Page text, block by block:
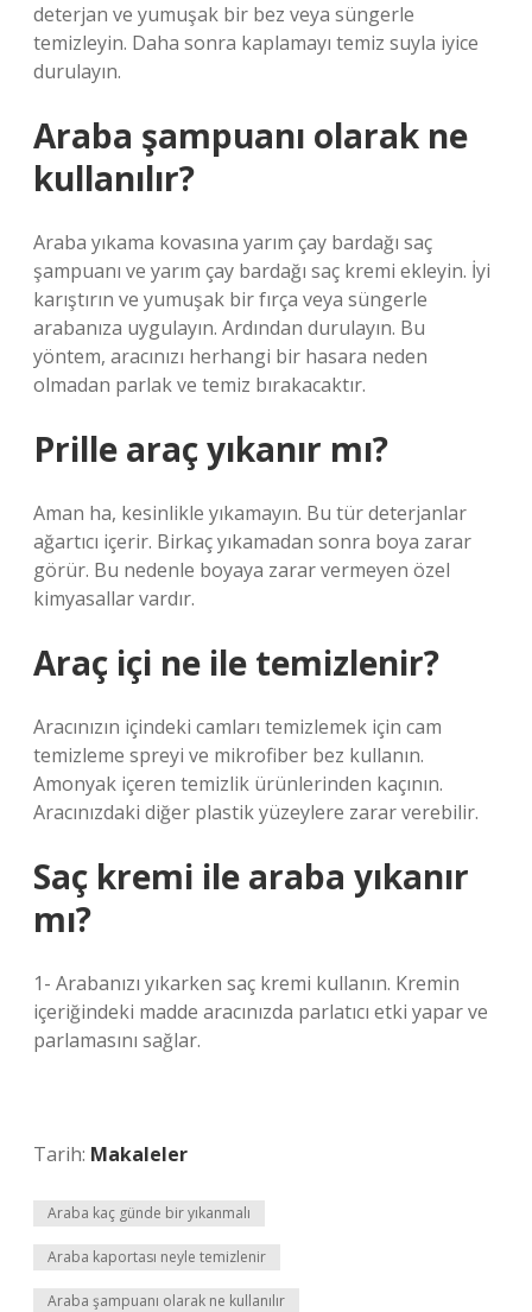
deterjan ve yumuşak bir bez veya süngerle
temizleyin. Daha sonra kaplamayı temiz suyla iyice
durulayın.
Araba şampuanı olarak ne
kullanılır?
Araba yıkama kovasına yarım çay bardağı saç
şampuanı ve yarım çay bardağı saç kremi ekleyin. İyi
karıştırın ve yumuşak bir fırça veya süngerle
arabanıza uygulayın. Ardından durulayın. Bu
yöntem, aracınızı herhangi bir hasara neden
olmadan parlak ve temiz bırakacaktır.
Prille araç yıkanır mı?
Aman ha, kesinlikle yıkamayın. Bu tür deterjanlar
ağartıcı içerir. Birkaç yıkamadan sonra boya zarar
görür. Bu nedenle boyaya zarar vermeyen özel
kimyasallar vardır.
Araç içi ne ile temizlenir?
Aracınızın içindeki camları temizlemek için cam
temizleme spreyi ve mikrofiber bez kullanın.
Amonyak içeren temizlik ürünlerinden kaçının.
Aracınızdaki diğer plastik yüzeylere zarar verebilir.
Saç kremi ile araba yıkanır
mı?
1- Arabanızı yıkarken saç kremi kullanın. Kremin
içeriğindeki madde aracınızda parlatıcı etki yapar ve
parlamasını sağlar.
Tarih: Makaleler
Araba kaç günde bir yıkanmalı
Araba kaportası neyle temizlenir
Araba şampuanı olarak ne kullanılır